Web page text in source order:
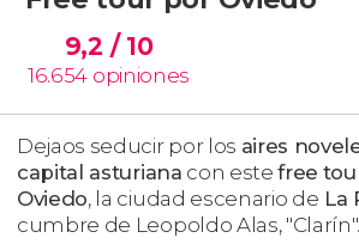
9,2 / 10
16.654 opiniones
Dejaos seducir por los aires
capital asturiana con estefree
Oviedo, la ciudad escenario de La
cumbre de Leopoldo Alas, "Clarín".